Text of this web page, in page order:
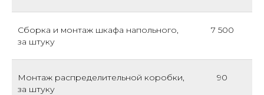
Сборка и монтаж шкафа напольного,
за штуку
7 500
Монтаж распределительной коробки,
за штуку
90